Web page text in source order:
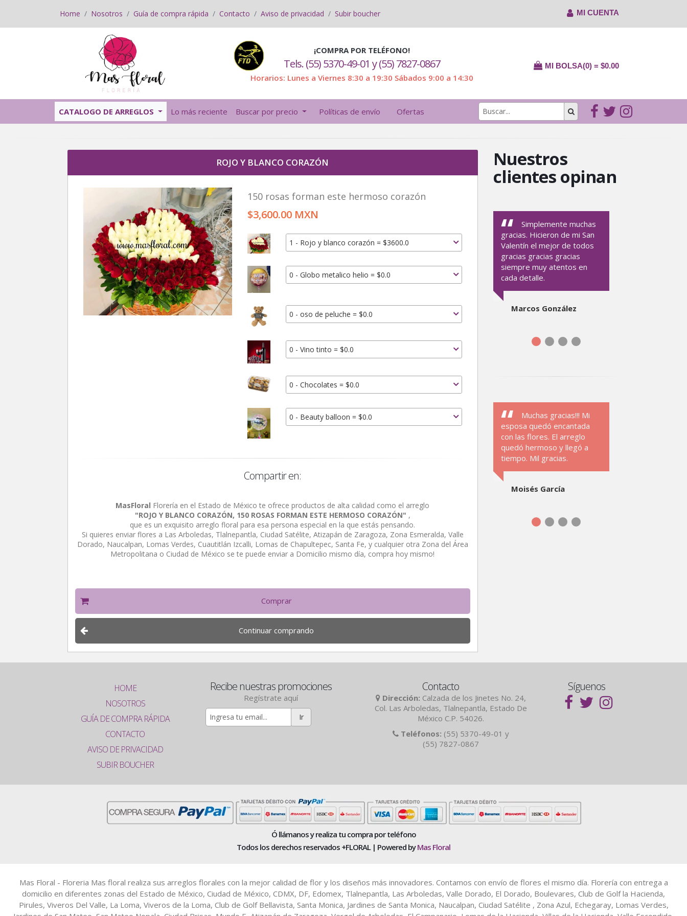
Home Nosotros Guía de compra rápida Contacto Aviso de privacidad Subir boucher MI CUENTA
¡COMPRA POR TELÉFONO!
Tels. (55) 5370-49-01 y (55) 7827-0867
Horarios: Lunes a Viernes 8:30 a 19:30 Sábados 9:00 a 14:30
MI BOLSA(0) = $0.00
CATALOGO DE ARREGLOS Lo más reciente Buscar por precio Políticas de envío Ofertas
ROJO Y BLANCO CORAZÓN
150 rosas forman este hermoso corazón
$3,600.00 MXN
1 - Rojo y blanco corazón = $3600.0
0 - Globo metalico helio = $0.0
0 - oso de peluche = $0.0
0 - Vino tinto = $0.0
0 - Chocolates = $0.0
0 - Beauty balloon = $0.0
Compartir en:
MasFloral Florería en el Estado de México te ofrece productos de alta calidad como el arreglo
"ROJO Y BLANCO CORAZÓN, 150 ROSAS FORMAN ESTE HERMOSO CORAZÓN" ,
que es un exquisito arreglo floral para esa persona especial en la que estás pensando.
Si quieres enviar flores a Las Arboledas, Tlalnepantla, Ciudad Satélite, Atizapán de Zaragoza, Zona Esmeralda, Valle
Dorado, Naucalpan, Lomas Verdes, Cuautitlán Izcalli, Lomas de Chapultepec, Santa Fe, y cualquier otra Zona del Área
Metropolitana o Ciudad de México se te puede enviar a Domicilio mismo día, compra hoy mismo!
Comprar
Continuar comprando
Nuestros
clientes opinan
Simplemente muchas
gracias. Hicieron de mi San
Valentín el mejor de todos
gracias gracias gracias
siempre muy atentos en
cada detalle.
Marcos González
Muchas gracias!!! Mi
esposa quedó encantada
con las flores. El arreglo
quedó hermoso y llegó a
tiempo. Mil gracias.
Moisés García
HOME
NOSOTROS
GUÍA DE COMPRA RÁPIDA
CONTACTO
AVISO DE PRIVACIDAD
SUBIR BOUCHER
Recibe nuestras promociones
Regístrate aquí
Ir
Contacto
Dirección: Calzada de los Jinetes No. 24,
Col. Las Arboledas, Tlalnepantla, Estado De
México C.P. 54026.
Teléfonos: (55) 5370-49-01 y
(55) 7827-0867
Síguenos
Ó llámanos y realiza tu compra por teléfono
Todos los derechos reservados +FLORAL | Powered byMas Floral
Mas Floral - Floreria Mas floral realiza sus arreglos florales con la mejor calidad de flor y los diseños más innovadores. Contamos con envío de flores el mismo día. Florería con entrega a
domicilio en diferentes zonas del Estado de México, Ciudad de México, CDMX, DF, Edomex, Tlalnepantla, Las Arboledas, Valle Dorado, El Dorado, Boulevares, Club de Golf la Hacienda,
Pirules, Viveros Del Valle, La Loma, Viveros de la Loma, Club de Golf Bellavista, Santa Monica, Jardines de Santa Monica, Naucalpan, Ciudad Satélite , Zona Azul, Echegaray, Lomas Verdes,